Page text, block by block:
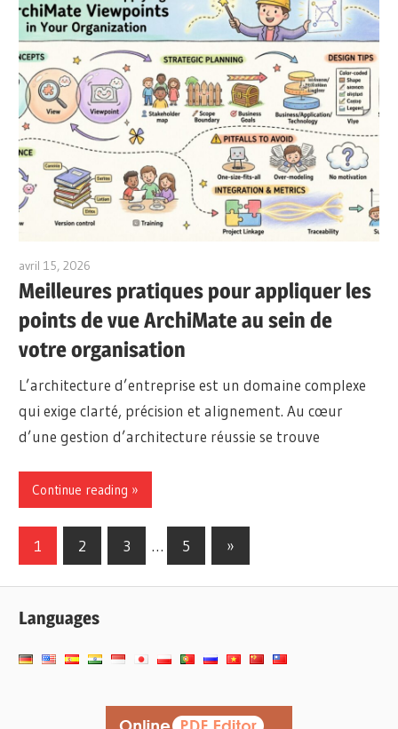
avril 15, 2026
Meilleures pratiques pour appliquer les
points de vue ArchiMate au sein de
votre organisation
L’architecture d’entreprise est un domaine complexe
qui exige clarté, précision et alignement. Au cœur
d’une gestion d’architecture réussie se trouve
Continue reading
Pagination
publications
1 2 3 … 5
Next
Posts
»
Languages